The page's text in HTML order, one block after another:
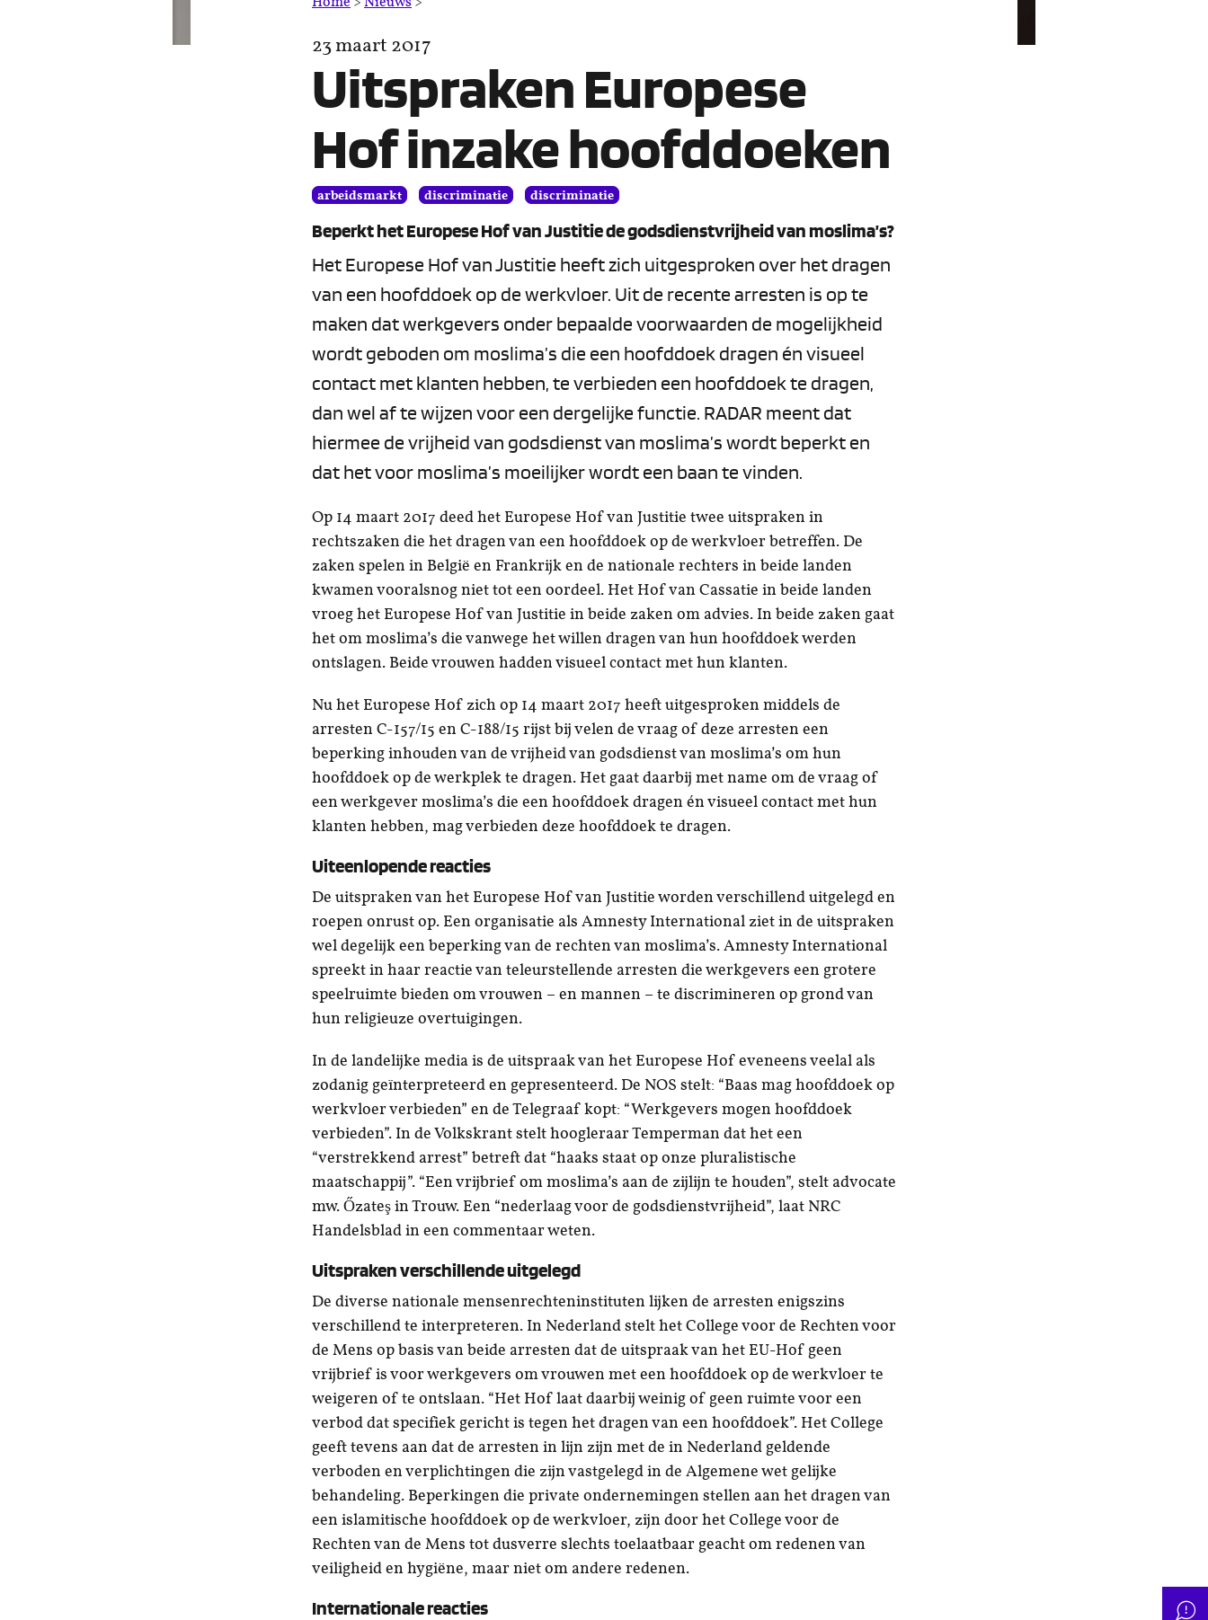
Hof
hoofddoeken
23 maart 2017
Uitspraken Europese
Hof inzake hoofddoeken
arbeidsmarkt discriminatie discriminatie
Beperkt het Europese Hof van Justitie de godsdienstvrijheid van moslima’s?
Het Europese Hof van Justitie heeft zich uitgesproken over het dragen
van een hoofddoek op de werkvloer. Uit de recente arresten is op te
maken dat werkgevers onder bepaalde voorwaarden de mogelijkheid
wordt geboden om moslima’s die een hoofddoek dragen én visueel
contact met klanten hebben, te verbieden een hoofddoek te dragen,
dan wel af te wijzen voor een dergelijke functie. RADAR meent dat
hiermee de vrijheid van godsdienst van moslima’s wordt beperkt en
dat het voor moslima’s moeilijker wordt een baan te vinden.
Op 14 maart 2017 deed het Europese Hof van Justitie twee uitspraken in
rechtszaken die het dragen van een hoofddoek op de werkvloer betreffen. De
zaken spelen in België en Frankrijk en de nationale rechters in beide landen
kwamen vooralsnog niet tot een oordeel. Het Hof van Cassatie in beide landen
vroeg het Europese Hof van Justitie in beide zaken om advies. In beide zaken gaat
het om moslima’s die vanwege het willen dragen van hun hoofddoek werden
ontslagen. Beide vrouwen hadden visueel contact met hun klanten.
Nu het Europese Hof zich op 14 maart 2017 heeft uitgesproken middels de
arresten C-157/15 en C-188/15 rijst bij velen de vraag of deze arresten een
beperking inhouden van de vrijheid van godsdienst van moslima’s om hun
hoofddoek op de werkplek te dragen. Het gaat daarbij met name om de vraag of
een werkgever moslima’s die een hoofddoek dragen én visueel contact met hun
klanten hebben, mag verbieden deze hoofddoek te dragen.
Uiteenlopende reacties
De uitspraken van het Europese Hof van Justitie worden verschillend uitgelegd en
roepen onrust op. Een organisatie als Amnesty International ziet in de uitspraken
wel degelijk een beperking van de rechten van moslima’s. Amnesty International
spreekt in haar reactie van teleurstellende arresten die werkgevers een grotere
speelruimte bieden om vrouwen – en mannen – te discrimineren op grond van
hun religieuze overtuigingen.
In de landelijke media is de uitspraak van het Europese Hof eveneens veelal als
zodanig geïnterpreteerd en gepresenteerd. De NOS stelt: “Baas mag hoofddoek op
werkvloer verbieden” en de Telegraaf kopt: “Werkgevers mogen hoofddoek
verbieden”. In de Volkskrant stelt hoogleraar Temperman dat het een
“verstrekkend arrest” betreft dat “haaks staat op onze pluralistische
maatschappij”. “Een vrijbrief om moslima’s aan de zijlijn te houden”, stelt advocate
mw. Őzateş in Trouw. Een “nederlaag voor de godsdienstvrijheid”, laat NRC
Handelsblad in een commentaar weten.
Uitspraken verschillende uitgelegd
De diverse nationale mensenrechteninstituten lijken de arresten enigszins
verschillend te interpreteren. In Nederland stelt het College voor de Rechten voor
de Mens op basis van beide arresten dat de uitspraak van het EU-Hof geen
vrijbrief is voor werkgevers om vrouwen met een hoofddoek op de werkvloer te
weigeren of te ontslaan. “Het Hof laat daarbij weinig of geen ruimte voor een
verbod dat specifiek gericht is tegen het dragen van een hoofddoek”. Het College
geeft tevens aan dat de arresten in lijn zijn met de in Nederland geldende
verboden en verplichtingen die zijn vastgelegd in de Algemene wet gelijke
behandeling. Beperkingen die private ondernemingen stellen aan het dragen van
een islamitische hoofddoek op de werkvloer, zijn door het College voor de
Rechten van de Mens tot dusverre slechts toelaatbaar geacht om redenen van
veiligheid en hygiëne, maar niet om andere redenen.
Internationale reacties